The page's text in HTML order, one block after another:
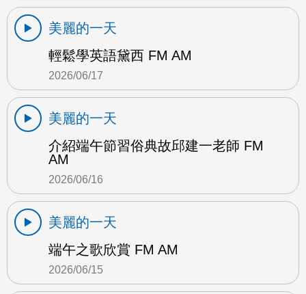
美麗的一天
輕鬆學英語黛西 FM AM
2026/06/17
美麗的一天
介紹端午節習俗典故邱建一老師 FM
AM
2026/06/16
美麗的一天
端午之歌欣賞 FM AM
2026/06/15